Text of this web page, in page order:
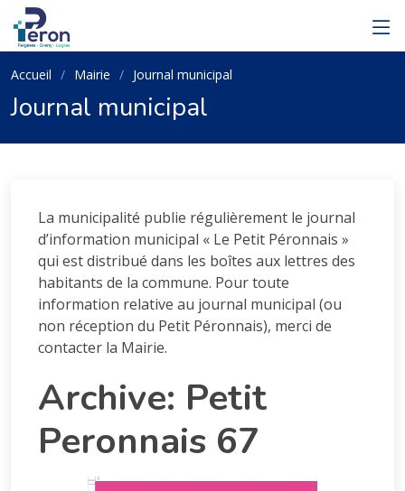
Accueil Mairie Journal municipal
Journal municipal
La municipalité publie régulièrement le journal
d’information municipal « Le Petit Péronnais »
qui est distribué dans les boîtes aux lettres des
habitants de la commune. Pour toute
information relative au journal municipal (ou
non réception du Petit Péronnais), merci de
contacter la Mairie.
Archive: Petit
Peronnais 67